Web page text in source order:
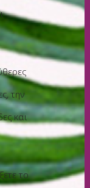
την
και
το